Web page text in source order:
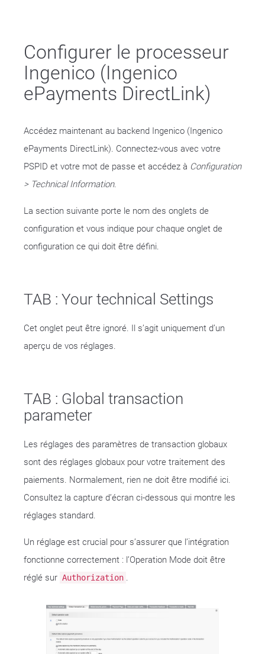
Configurer le processeur
Ingenico (Ingenico
ePayments DirectLink)
Accédez maintenant au backend Ingenico (Ingenico
ePayments DirectLink). Connectez-vous avec votre
PSPID et votre mot de passe et accédez à Configuration
> Technical Information.
La section suivante porte le nom des onglets de
configuration et vous indique pour chaque onglet de
configuration ce qui doit être défini.
TAB : Your technical Settings
Cet onglet peut être ignoré. Il s’agit uniquement d’un
aperçu de vos réglages.
TAB : Global transaction
parameter
Les réglages des paramètres de transaction globaux
sont des réglages globaux pour votre traitement des
paiements. Normalement, rien ne doit être modifié ici.
Consultez la capture d’écran ci-dessous qui montre les
réglages standard.
Un réglage est crucial pour s’assurer que l’intégration
fonctionne correctement : l’Operation Mode doit être
réglé sur Authorization .